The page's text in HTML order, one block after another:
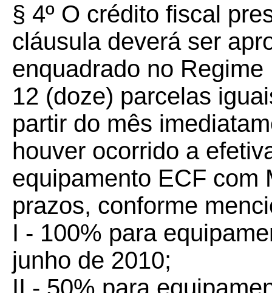
§ 4º O crédito fiscal
cláusula deverá ser
enquadrado no
12 (doze) parcelas
partir do mês
houver ocorrido a
equipamento ECF com
prazos, conforme
I - 100% para
junho de 2010;
II - 50% para